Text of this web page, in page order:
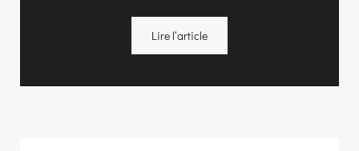
Lire l‘article